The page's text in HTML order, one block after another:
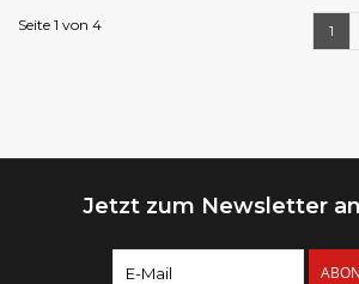
Seite 1 von 4 1
Jetzt zum Newsletter